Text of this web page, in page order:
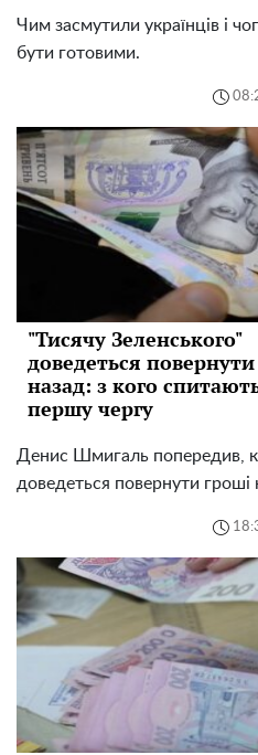
Чим засмутили українців і
бути готовими.
"Тисячу Зеленського"
доведеться повернути
назад: з кого
першу чергу
Денис Шмигаль попередив,
доведеться повернути гроші